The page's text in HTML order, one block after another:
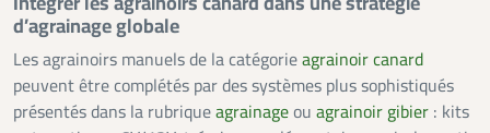
d’agrainage globale
Les agrainoirs manuels de la catégorieagrainoir canard
peuvent être complétés par des systèmes plus sophistiqués
présentés dans la rubriqueagrainageou agrainoir gibier : kits